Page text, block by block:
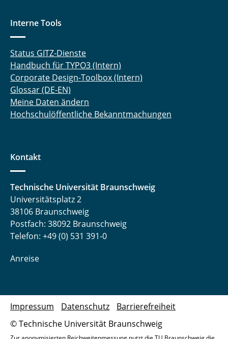
Interne Tools
Status GITZ-Dienste
Handbuch für TYPO3 (Intern)
Corporate Design-Toolbox (Intern)
Glossar (DE-EN)
Meine Daten ändern
Hochschulöffentliche Bekanntmachungen
Kontakt
Technische Universität Braunschweig
Universitätsplatz 2
38106 Braunschweig
Postfach: 38092 Braunschweig
Telefon: +49 (0) 531 391-0
Anreise
© Technische Universität Braunschweig
Impressum Datenschutz Barrierefreiheit